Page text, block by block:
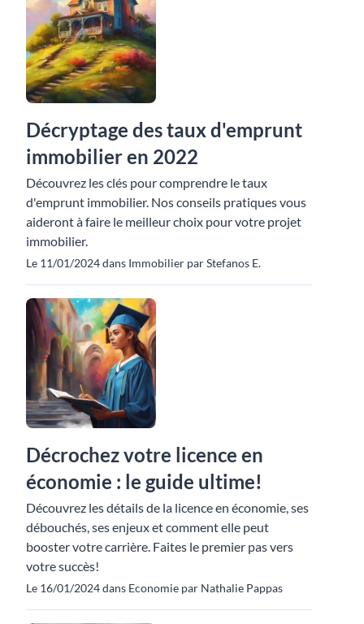
Décryptage des taux d'emprunt
immobilier en 2022
Découvrez les clés pour comprendre le taux
d'emprunt immobilier. Nos conseils pratiques vous
aideront à faire le meilleur choix pour votre projet
immobilier.
Le 11/01/2024 dans Immobilier par Stefanos E.
Décrochez votre licence en
économie : le guide ultime!
Découvrez les détails de la licence en économie, ses
débouchés, ses enjeux et comment elle peut
booster votre carrière. Faites le premier pas vers
votre succès!
Le 16/01/2024 dans Economie par Nathalie Pappas